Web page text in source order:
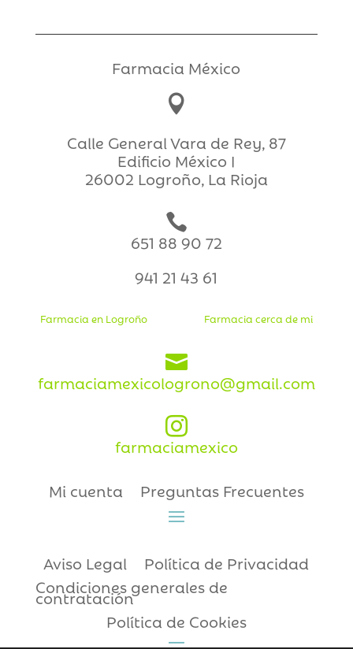
Farmacia México

Calle General Vara de Rey, 87
Edificio México I
26002 Logroño, La Rioja

651 88 90 72
941 21 43 61
Farmacia en Logroño Farmacia cerca de mi

farmaciamexicologrono@gmail.com

farmaciamexico
Mi cuenta Preguntas Frecuentes
Aviso Legal
Política de Privacidad
Condiciones generales de
contratación
Política de Cookies